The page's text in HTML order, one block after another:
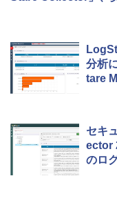
分析
tare
セキ
ector
のロ